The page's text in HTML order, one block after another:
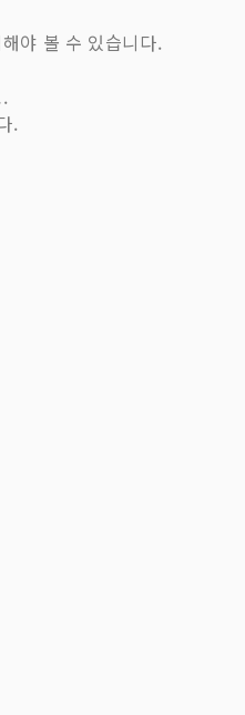
야 볼 수 있습니다.
.